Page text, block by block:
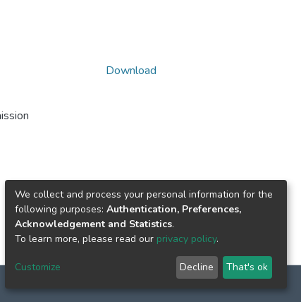
Download
We collect and process your personal information for the
following purposes: Authentication, Preferences,
Acknowledgement and Statistics.
To learn more, please read our privacy policy.
Customize Decline That's ok